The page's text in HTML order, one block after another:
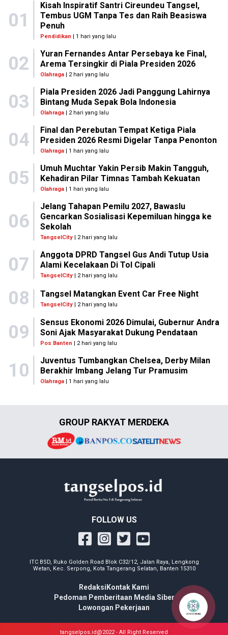
01
Kisah Inspiratif Santri Cireundeu Tangsel,
Tembus UGM Tanpa Tes dan Raih Beasiswa
Penuh
Pendidikan | 1 hari yang lalu
02
Yuran Fernandes Antar Persebaya ke Final,
Arema Tersingkir di Piala Presiden 2026
Olahraga| 2 hari yang lalu
03
Piala Presiden 2026 Jadi Panggung Lahirnya
Bintang Muda Sepak Bola Indonesia
Olahraga| 2 hari yang lalu
04
Final dan Perebutan Tempat Ketiga Piala
Presiden 2026 Resmi Digelar Tanpa Penonton
Olahraga| 1 hari yang lalu
05
Umuh Muchtar Yakin Persib Makin Tangguh,
Kehadiran Pilar Timnas Tambah Kekuatan
Olahraga| 1 hari yang lalu
06
Jelang Tahapan Pemilu 2027, Bawaslu
Gencarkan Sosialisasi Kepemiluan hingga ke
Sekolah
TangselCity| 2 hari yang lalu
07
Anggota DPRD Tangsel Gus Andi Tutup Usia
Alami Kecelakaan Di Tol Cipali
TangselCity| 2 hari yang lalu
08 Tangsel Matangkan Event Car Free Night
TangselCity | 2 hari yang lalu
09
Sensus Ekonomi 2026 Dimulai, Gubernur Andra
Soni Ajak Masyarakat Dukung Pendataan
Pos Banten | 2 hari yang lalu
10
Juventus Tumbangkan Chelsea, Derby Milan
Berakhir Imbang Jelang Tur Pramusim
Olahraga| 1 hari yang lalu
GROUP RAKYAT MERDEKA
FOLLOW US
ITC BSD, Ruko Golden Road Blok C32/12, Jalan Raya, Lengkong
Wetan, Kec. Serpong, Kota Tangerang Selatan, Banten 15310
Redaksi Kontak Kami
Pedoman Pemberitaan Media Siber
Lowongan Pekerjaan
tangselpos.id@2022 - All Right Reserved